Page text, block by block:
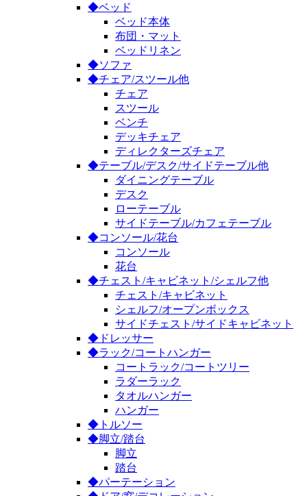
◆ベッド
ベッド本体
布団・マット
ベッドリネン
◆ソファ
◆チェア/スツール他
チェア
スツール
ベンチ
デッキチェア
ディレクターズチェア
◆テーブル/デスク/サイドテーブル他
ダイニングテーブル
デスク
ローテーブル
サイドテーブル/カフェテーブル
◆コンソール/花台
コンソール
花台
◆チェスト/キャビネット/シェルフ他
チェスト/キャビネット
シェルフ/オープンボックス
サイドチェスト/サイドキャビネット
◆ドレッサー
◆ラック/コートハンガー
コートラック/コートツリー
ラダーラック
タオルハンガー
ハンガー
◆トルソー
◆脚立/踏台
脚立
踏台
◆パーテーション